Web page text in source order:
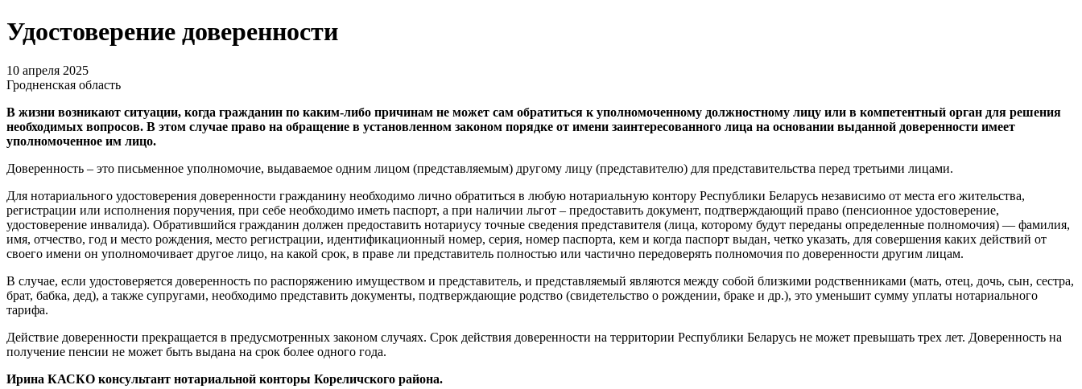
Удостоверение доверенности
10 апреля 2025
Гродненская область
В жизни возникают ситуации, когда гражданин по каким-либо причинам не может сам обратиться к уполномоченному должностному лицу или в компетентный орган для решения
необходимых вопросов. В этом случае право на обращение в установленном законом порядке от имени заинтересованного лица на основании выданной доверенности имеет
уполномоченное им лицо.
Доверенность – это письменное уполномочие, выдаваемое одним лицом (представляемым) другому лицу (представителю) для представительства перед третьими лицами.
Для нотариального удостоверения доверенности гражданину необходимо лично обратиться в любую нотариальную контору Республики Беларусь независимо от места его жительства,
регистрации или исполнения поручения, при себе необходимо иметь паспорт, а при наличии льгот – предоставить документ, подтверждающий право (пенсионное удостоверение,
удостоверение инвалида). Обратившийся гражданин должен предоставить нотариусу точные сведения представителя (лица, которому будут переданы определенные полномочия) — фамилия,
имя, отчество, год и место рождения, место регистрации, идентификационный номер, серия, номер паспорта, кем и когда паспорт выдан, четко указать, для совершения каких действий от
своего имени он уполномочивает другое лицо, на какой срок, в праве ли представитель полностью или частично передоверять полномочия по доверенности другим лицам.
В случае, если удостоверяется доверенность по распоряжению имуществом и представитель, и представляемый являются между собой близкими родственниками (мать, отец, дочь, сын, сестра,
брат, бабка, дед), а также супругами, необходимо представить документы, подтверждающие родство (свидетельство о рождении, браке и др.), это уменьшит сумму уплаты нотариального
тарифа.
Действие доверенности прекращается в предусмотренных законом случаях. Срок действия доверенности на территории Республики Беларусь не может превышать трех лет. Доверенность на
получение пенсии не может быть выдана на срок более одного года.
Ирина КАСКО консультант нотариальной конторы Кореличского района.